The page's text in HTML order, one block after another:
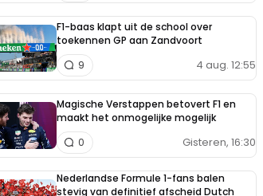
F1-baas klapt uit de school over
toekennen GP aan Zandvoort
4 aug. 12:55
9
Magische Verstappen betovert F1 en
maakt het onmogelijke mogelijk
Gisteren, 16:30
0
Nederlandse Formule 1-fans balen
stevig van definitief afscheid Dutch